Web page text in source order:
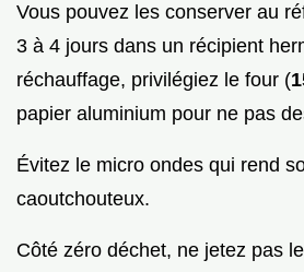
Vous pouvez les conserver au
3 à 4 jours dans un récipient
réchauffage, privilégiez le four (
papier aluminium pour ne pas
Évitez le micro ondes qui rend
caoutchouteux.
Côté zéro déchet, ne jetez pas